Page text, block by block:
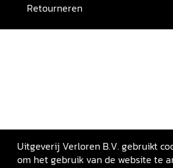
Retourneren
Uitgeverij Verloren B.V. gebruikt
om het gebruik van de website te